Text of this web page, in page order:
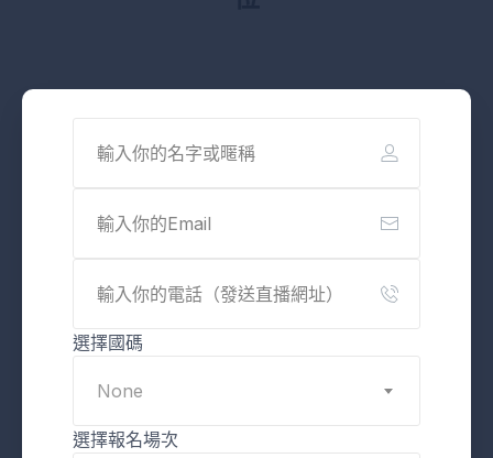
選擇國碼
None
選擇報名場次